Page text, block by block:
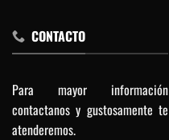
CONTACTO
Para mayor información
contactanos y gustosamente te
atenderemos.